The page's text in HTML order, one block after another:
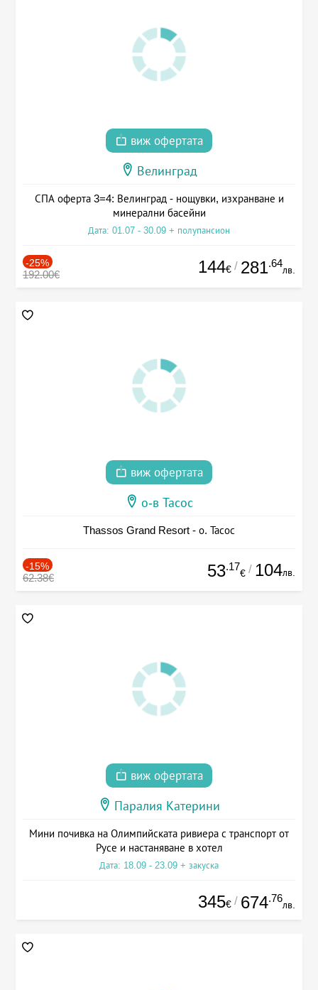
виж офертата
Велинград
СПА оферта 3=4: Велинград - нощувки, изхранване и
минерални басейни
Дата: 01.07 - 30.09 + полупансион
-25%
192.00€ 144€ / 281.64
лв.
виж офертата
о-в Тасос
Thassos Grand Resort - о. Тасос
-15%
62.38€ 53.17
€ / 104лв.
виж офертата
Паралия Катерини
Мини почивка на Олимпийската ривиера с транспорт от
Русе и настаняване в хотел
Дата: 18.09 - 23.09 + закуска
345€ / 674.76
лв.